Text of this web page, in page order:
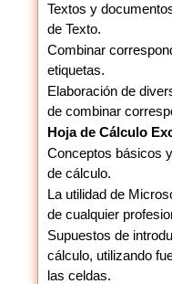
Textos y
de Texto.
Combinar
etiquetas.
Elaboración de
de combinar
Hoja de Cálculo
Conceptos básicos
de cálculo.
La utilidad de
de cualquier
Supuestos de
cálculo, utilizando
las celdas.